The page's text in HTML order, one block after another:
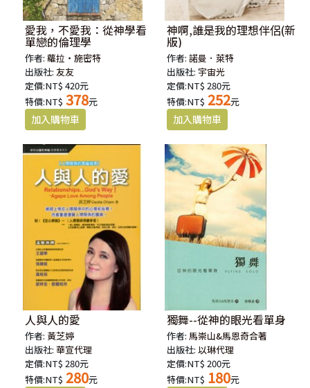
愛我，不愛我：從神學看
單戀的倫理學
作者:蘿拉‧施密特
出版社:友友
定價:NT$ 420元
特價:NT$ 378元
神啊,誰是我的理想伴侶(新
版)
作者:諾曼．萊特
出版社: 宇宙光
定價:NT$ 280元
特價:NT$ 252元
人與人的愛
作者: 黃芝婷
出版社:華宣代理
定價:NT$ 280元
特價:NT$ 280元
獨舞--從神的眼光看單身
作者:馬崇山&馬恩奇合著
出版社:以琳代理
定價:NT$ 200元
特價:NT$ 180元